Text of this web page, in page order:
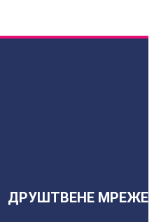
ДРУШТВЕНЕ МРЕЖЕ